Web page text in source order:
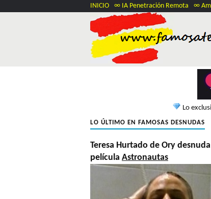
INICIO ∞ IA Penetración Remota ∞
Lo
LO ÚLTIMO EN FAMOSAS DESNUDAS
Teresa Hurtado de Ory
película Astronautas